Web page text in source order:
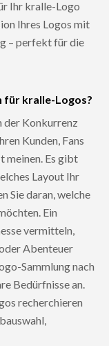
Ihr kralle-Logo
Ihres Logos mit
– perfekt für die
für kralle-Logos?
der Konkurrenz
Kunden, Fans
meinen. Es gibt
Layout Ihr
Sie daran, welche
Ein
vermitteln,
Abenteuer
Sammlung nach
Bedürfnisse an.
recherchieren